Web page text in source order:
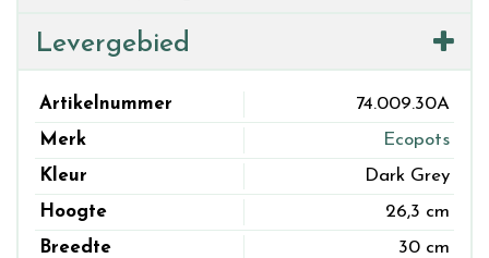
Levergebied
Artikelnummer
74.009.30A
Merk
Ecopots
Kleur
Dark Grey
Hoogte
26,3 cm
Breedte
30 cm